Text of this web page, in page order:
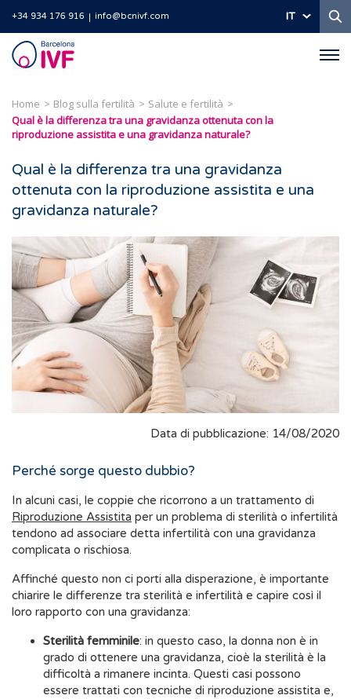
+34 934 176 916 info@bcnivf.com IT
Barcelona
IVF
Home Blog sulla fertilità
Salute e fertilità
Qual è la differenza tra una gravidanza ottenuta con la
riproduzione assistita e una gravidanza naturale?
Qual è la differenza tra una gravidanza
ottenuta con la riproduzione assistita e una
gravidanza naturale?
Data di pubblicazione: 14/08/2020
Perché sorge questo dubbio?
In alcuni casi, le coppie che ricorrono a un trattamento di
Riproduzione Assistita
tendono ad associare detta infertilità con una gravidanza
complicata o rischiosa.
Affinché questo non ci porti alla disperazione, è importante
chiarire le differenze tra sterilità e infertilità e capire così il
loro rapporto con una gravidanza:
Sterilità femminile: in questo caso, la donna non è in
grado di ottenere una gravidanza, cioè la sterilità è la
difficoltà a rimanere incinta. Questi casi possono
essere trattati con tecniche di riproduzione assistita e,